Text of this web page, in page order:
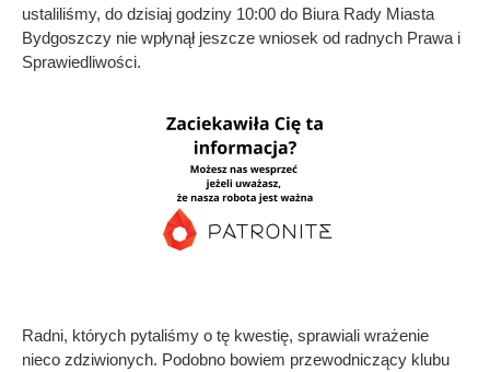
ustaliliśmy, do dzisiaj godziny 10:00 do Biura Rady Miasta
Bydgoszczy nie wpłynął jeszcze wniosek od radnych Prawa i
Sprawiedliwości.
Radni, których pytaliśmy o tę kwestię, sprawiali wrażenie
nieco zdziwionych. Podobno bowiem przewodniczący klubu